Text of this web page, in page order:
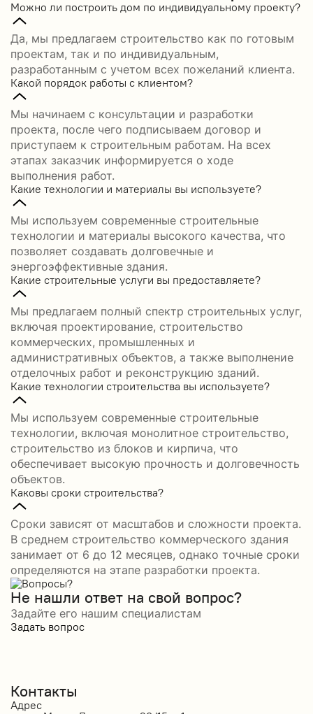
Можно ли построить дом по индивидуальному проекту?
Да, мы предлагаем строительство как по готовым
проектам, так и по индивидуальным,
разработанным с учетом всех пожеланий клиента.
Какой порядок работы с клиентом?
Мы начинаем с консультации и разработки
проекта, после чего подписываем договор и
приступаем к строительным работам. На всех
этапах заказчик информируется о ходе
выполнения работ.
Какие технологии и материалы вы используете?
Мы используем современные строительные
технологии и материалы высокого качества, что
позволяет создавать долговечные и
энергоэффективные здания.
Какие строительные услуги вы предоставляете?
Мы предлагаем полный спектр строительных услуг,
включая проектирование, строительство
коммерческих, промышленных и
административных объектов, а также выполнение
отделочных работ и реконструкцию зданий.
Какие технологии строительства вы используете?
Мы используем современные строительные
технологии, включая монолитное строительство,
строительство из блоков и кирпича, что
обеспечивает высокую прочность и долговечность
объектов.
Каковы сроки строительства?
Сроки зависят от масштабов и сложности проекта.
В среднем строительство коммерческого здания
занимает от 6 до 12 месяцев, однако точные сроки
определяются на этапе разработки проекта.
Не нашли ответ на свой вопрос?
Задайте его нашим специалистам
Задать вопрос
Контакты
Адрес